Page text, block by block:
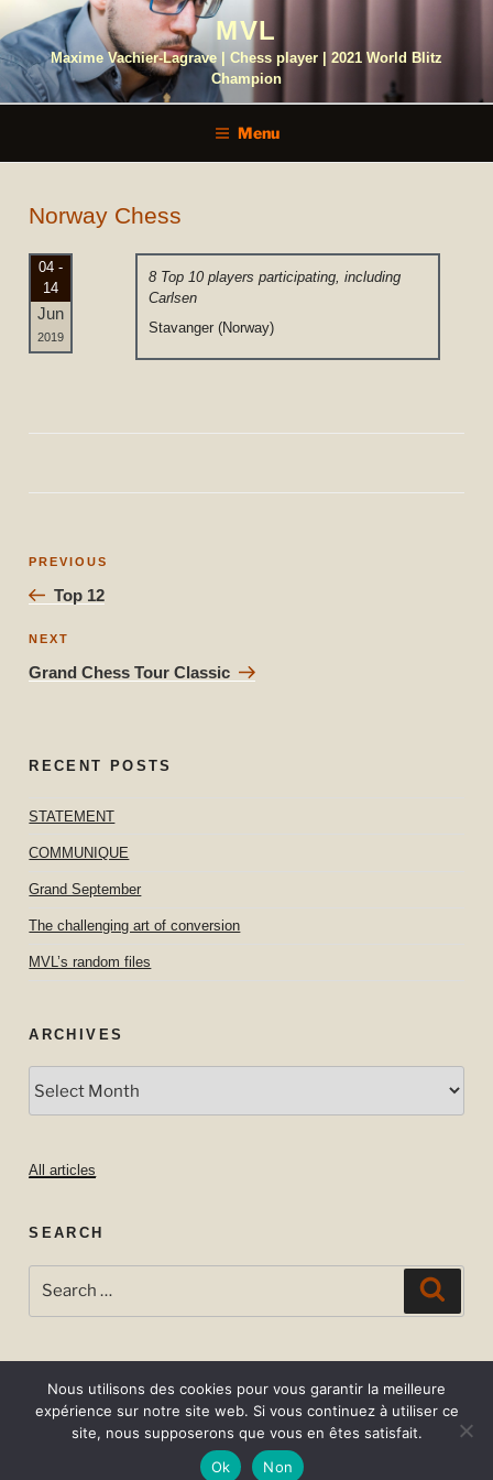
to
content
MVL
Maxime Vachier-Lagrave | Chess player | 2021 World Blitz
Champion
Menu
Norway Chess
04 -
14
Jun
2019
8 Top 10 players participating, including
Carlsen
Stavanger (Norway)
Post
Previous
PREVIOUS
Top 12
Next
NEXT
Grand Chess Tour Classic
RECENT POSTS
STATEMENT
COMMUNIQUE
Grand September
The challenging art of conversion
MVL’s random files
ARCHIVES
All articles
SEARCH
for:
Nous utilisons des cookies pour vous garantir la meilleure
expérience sur notre site web. Si vous continuez à utiliser ce
site, nous supposerons que vous en êtes satisfait.
Ok
Non